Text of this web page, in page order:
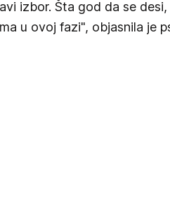
izbor. Šta god da se
u ovoj fazi", objasnila je